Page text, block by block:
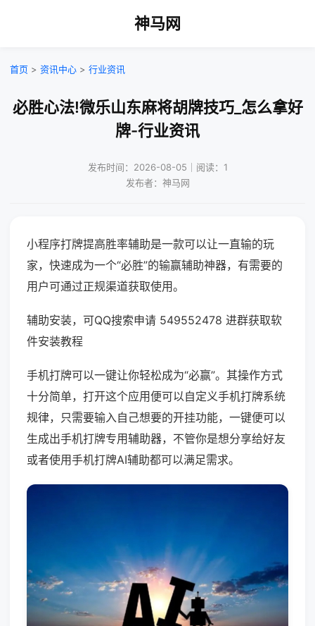
神马网
首页 > 资讯中心 > 行业资讯
必胜心法!微乐山东麻将胡牌技巧_怎么拿好
牌-行业资讯
发布时间：2026-08-05｜阅读：1
发布者：神马网
小程序打牌提高胜率辅助是一款可以让一直输的玩
家，快速成为一个“必胜”的输赢辅助神器，有需要的
用户可通过正规渠道获取使用。
辅助安装，可QQ搜索申请 549552478 进群获取软
件安装教程
手机打牌可以一键让你轻松成为“必赢”。其操作方式
十分简单，打开这个应用便可以自定义手机打牌系统
规律，只需要输入自己想要的开挂功能，一键便可以
生成出手机打牌专用辅助器，不管你是想分享给好友
或者使用手机打牌AI辅助都可以满足需求。